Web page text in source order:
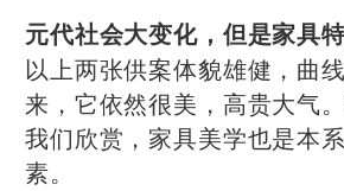
元代社会大变化，但是家具
以上两张供案体貌雄健，曲
来，它依然很美，高贵大气
我们欣赏，家具美学也是本
素。